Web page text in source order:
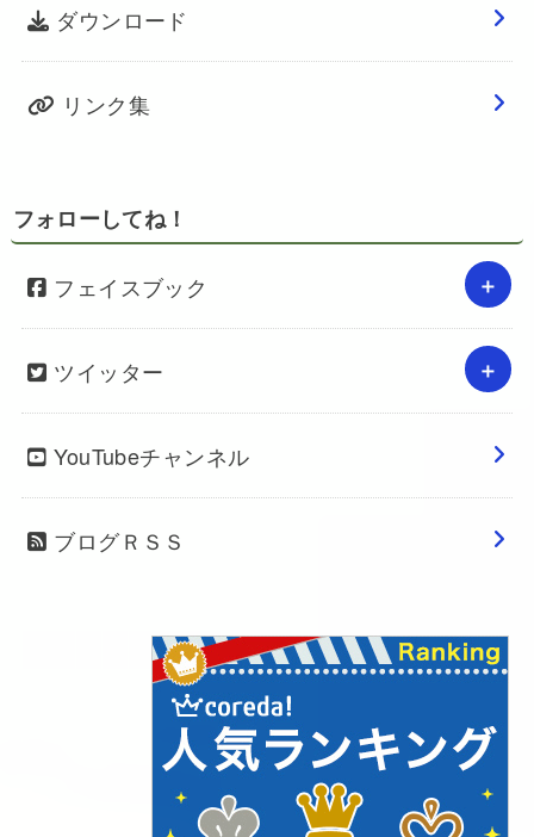
ダウンロード
リンク集
フォローしてね！
フェイスブック
ツイッター
YouTubeチャンネル
ブログＲＳＳ